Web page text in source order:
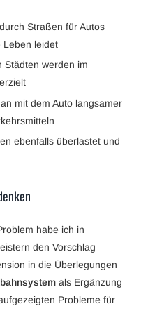
Straßen für Autos
Leben leidet
Städten werden im
mit dem Auto langsamer
ebenfalls überlastet und
habe ich in
den Vorschlag
in die Überlegungen
als Ergänzung
Probleme für